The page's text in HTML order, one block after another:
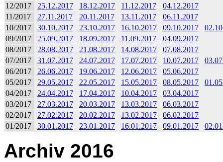
12/2017 25.12.2017 18.12.2017 11.12.2017
04.12.2017
11/2017
27.11.2017 20.11.2017 13.11.2017
06.11.2017
10/2017
30.10.2017 23.10.2017 16.10.2017 09.10.2017
09/2017
25.09.2017 18.09.2017 11.09.2017
04.09.2017
08/2017
28.08.2017 21.08.2017 14.08.2017
07.08.2017
07/2017
31.07.2017 24.07.2017 17.07.2017 10.07.2017
06/2017
26.06.2017 19.06.2017 12.06.2017
05.06.2017
05/2017
29.05.2017 22.05.2017 15.05.2017 08.05.2017
04/2017
24.04.2017 17.04.2017 10.04.2017
03.04.2017
03/2017
27.03.2017 20.03.2017 13.03.2017
06.03.2017
02/2017
27.02.2017 20.02.2017 13.02.2017
06.02.2017
01/2017
30.01.2017 23.01.2017 16.01.2017 09.01.2017
Archiv 2016